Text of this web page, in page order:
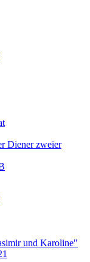
Diener zweier
und Karoline"